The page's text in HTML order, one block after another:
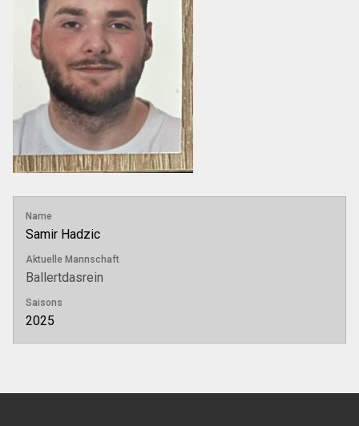
Name
Samir Hadzic
Aktuelle Mannschaft
Ballertdasrein
Saisons
2025